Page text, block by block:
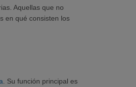
Aquellas que no
en qué consisten los
. Su función principal es